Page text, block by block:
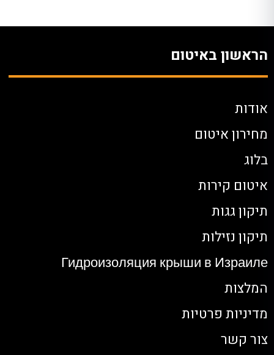
הראשון באיטום
אודות
מחירון איטום
בלוג
איטום קירות
תיקון גגות
תיקון נזילות
Гидроизоляция крыши в Израиле
המלצות
מדיניות פרטיות
צור קשר